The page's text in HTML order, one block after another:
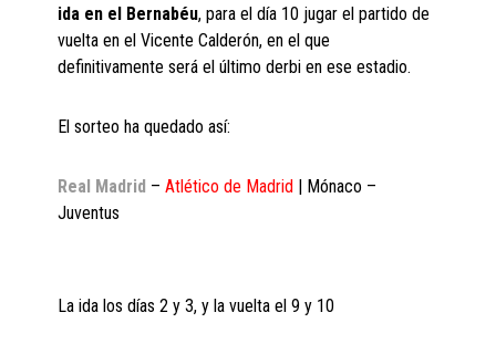
ida en el Bernabéu, para el día 10 jugar el partido de
vuelta en el Vicente Calderón, en el que
definitivamente será el último derbi en ese estadio.
El sorteo ha quedado así:
Real Madrid –Atlético de Madrid
| Mónaco –
Juventus
La ida los días 2 y 3, y la vuelta el 9 y 10